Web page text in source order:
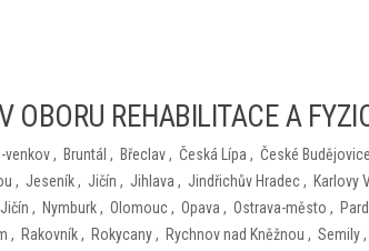
OBORU REHABILITACE A
venkov, Bruntál , Břeclav, Česká Lípa , České Budějovice
, Jeseník, Jičín , Jihlava , Jindřichův Hradec, Karlovy
, Nymburk, Olomouc, Opava , Ostrava-město ,
, Rakovník, Rokycany, Rychnov nad Kněžnou , Semily,